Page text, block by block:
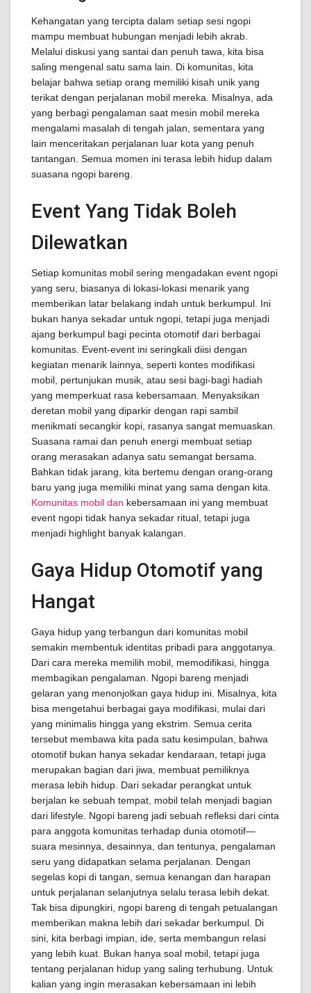
Kehangatan yang tercipta dalam setiap sesi ngopi
mampu membuat hubungan menjadi lebih akrab.
Melalui diskusi yang santai dan penuh tawa, kita bisa
saling mengenal satu sama lain. Di komunitas, kita
belajar bahwa setiap orang memiliki kisah unik yang
terikat dengan perjalanan mobil mereka. Misalnya, ada
yang berbagi pengalaman saat mesin mobil mereka
mengalami masalah di tengah jalan, sementara yang
lain menceritakan perjalanan luar kota yang penuh
tantangan. Semua momen ini terasa lebih hidup dalam
suasana ngopi bareng.
Event Yang Tidak Boleh
Dilewatkan
Setiap komunitas mobil sering mengadakan event ngopi
yang seru, biasanya di lokasi-lokasi menarik yang
memberikan latar belakang indah untuk berkumpul. Ini
bukan hanya sekadar untuk ngopi, tetapi juga menjadi
ajang berkumpul bagi pecinta otomotif dari berbagai
komunitas. Event-event ini seringkali diisi dengan
kegiatan menarik lainnya, seperti kontes modifikasi
mobil, pertunjukan musik, atau sesi bagi-bagi hadiah
yang memperkuat rasa kebersamaan. Menyaksikan
deretan mobil yang diparkir dengan rapi sambil
menikmati secangkir kopi, rasanya sangat memuaskan.
Suasana ramai dan penuh energi membuat setiap
orang merasakan adanya satu semangat bersama.
Bahkan tidak jarang, kita bertemu dengan orang-orang
baru yang juga memiliki minat yang sama dengan kita.
Komunitas mobil dan kebersamaan ini yang membuat
event ngopi tidak hanya sekadar ritual, tetapi juga
menjadi highlight banyak kalangan.
Gaya Hidup Otomotif yang
Hangat
Gaya hidup yang terbangun dari komunitas mobil
semakin membentuk identitas pribadi para anggotanya.
Dari cara mereka memilih mobil, memodifikasi, hingga
membagikan pengalaman. Ngopi bareng menjadi
gelaran yang menonjolkan gaya hidup ini. Misalnya, kita
bisa mengetahui berbagai gaya modifikasi, mulai dari
yang minimalis hingga yang ekstrim. Semua cerita
tersebut membawa kita pada satu kesimpulan, bahwa
otomotif bukan hanya sekadar kendaraan, tetapi juga
merupakan bagian dari jiwa, membuat pemiliknya
merasa lebih hidup. Dari sekadar perangkat untuk
berjalan ke sebuah tempat, mobil telah menjadi bagian
dari lifestyle. Ngopi bareng jadi sebuah refleksi dari cinta
para anggota komunitas terhadap dunia otomotif—
suara mesinnya, desainnya, dan tentunya, pengalaman
seru yang didapatkan selama perjalanan. Dengan
segelas kopi di tangan, semua kenangan dan harapan
untuk perjalanan selanjutnya selalu terasa lebih dekat.
Tak bisa dipungkiri, ngopi bareng di tengah petualangan
memberikan makna lebih dari sekadar berkumpul. Di
sini, kita berbagi impian, ide, serta membangun relasi
yang lebih kuat. Bukan hanya soal mobil, tetapi juga
tentang perjalanan hidup yang saling terhubung. Untuk
kalian yang ingin merasakan kebersamaan ini lebih